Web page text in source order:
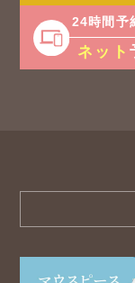
24時間予
ネット